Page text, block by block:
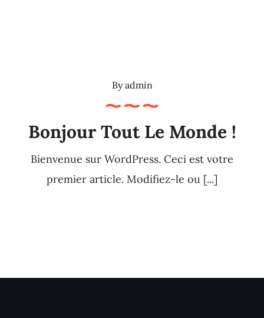
Byadmin
Bonjour Tout Le Monde !
Bienvenue sur WordPress. Ceci est votre
premier article. Modifiez-le ou [...]